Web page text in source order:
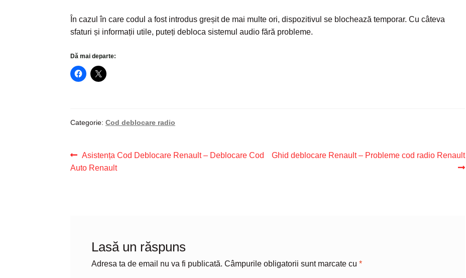
În cazul în care codul a fost introdus greșit de mai multe ori, dispozitivul se blochează temporar. Cu câteva
sfaturi și informații utile, puteți debloca sistemul audio fără probleme.
Dă mai departe:
Categorie:Cod deblocare radio
Navigare
Articolul
anterior:
Asistența Cod Deblocare Renault – Deblocare Cod
Auto Renault
Articolul
Ghid deblocare Renault – Probleme cod radio Renault
Lasă un răspuns
Adresa ta de email nu va fi publicată. Câmpurile obligatorii sunt marcate cu *